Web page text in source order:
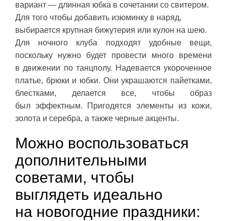
вариант — длинная юбка в сочетании со свитером.
Для того чтобы добавить изюминку в наряд,
выбирается крупная бижутерия или кулон на шею.
Для ночного клуба подходят удобные вещи,
поскольку нужно будет провести много времени
в движении по танцполу. Надевается укороченное
платье, брюки и юбки. Они украшаются пайетками,
блестками, делается все, чтобы образ
был эффектным. Пригодятся элементы из кожи,
золота и серебра, а также черные акценты.
Можно воспользоваться
дополнительными
советами, чтобы
выглядеть идеально
на новогодние праздники: